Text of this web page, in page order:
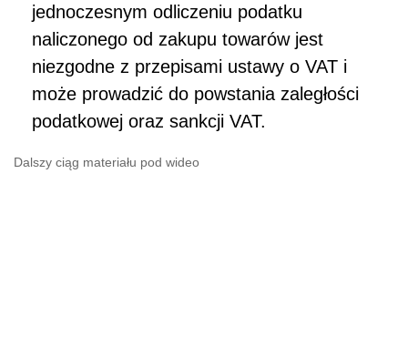
jednoczesnym odliczeniu podatku
naliczonego od zakupu towarów jest
niezgodne z przepisami ustawy o VAT i
może prowadzić do powstania zaległości
podatkowej oraz sankcji VAT.
Dalszy ciąg materiału pod wideo